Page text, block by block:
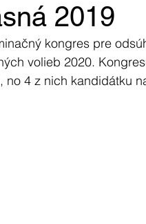
2019
kongres pre
volieb 2020.
4 z nich kandidátku